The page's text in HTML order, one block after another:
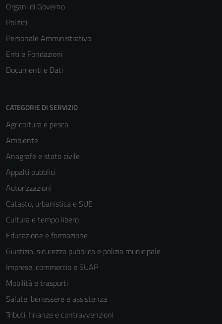
Organi di Governo
Politici
Personale Amministrativo
Enti e Fondazioni
Documenti e Dati
CATEGORIE DI SERVIZIO
Agricoltura e pesca
Ambiente
Anagrafe e stato civile
Appalti pubblici
Autorizzazioni
Catasto, urbanistica e SUE
Cultura e tempo libero
Educazione e formazione
Giustizia, sicurezza pubblica e polizia municipale
Imprese, commercio e SUAP
Mobilità e trasporti
Salute, benessere e assistenza
Tributi, finanze e contravvenzioni